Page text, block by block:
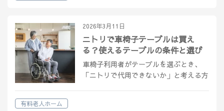
の重…
2026年3月11日
ニトリで車椅子テーブルは買え
る？使えるテーブルの条件と選び
方を解説
車椅子利用者がテーブルを選ぶとき、
「ニトリで代用できないか」と考える方
有料老人ホーム